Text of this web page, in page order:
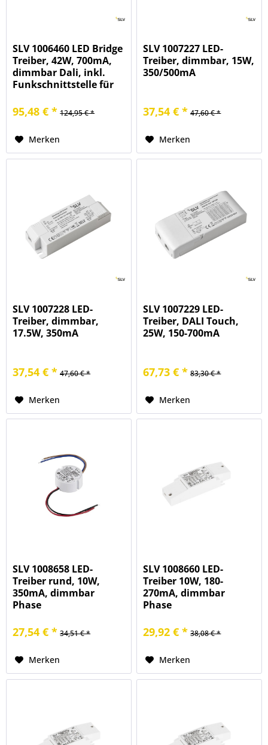
SLV 1006460 LED Bridge
Treiber, 42W, 700mA,
dimmbar Dali, inkl.
Funkschnittstelle für
95,48 € * 124,95 € *
Merken
SLV 1007227 LED-
Treiber, dimmbar, 15W,
350/500mA
37,54 € * 47,60 € *
Merken
SLV 1007228 LED-
Treiber, dimmbar,
17.5W, 350mA
37,54 € * 47,60 € *
Merken
SLV 1007229 LED-
Treiber, DALI Touch,
25W, 150-700mA
67,73 € * 83,30 € *
Merken
SLV 1008658 LED-
Treiber rund, 10W,
350mA, dimmbar
Phase
27,54 € * 34,51 € *
Merken
SLV 1008660 LED-
Treiber 10W, 180-
270mA, dimmbar
Phase
29,92 € * 38,08 € *
Merken